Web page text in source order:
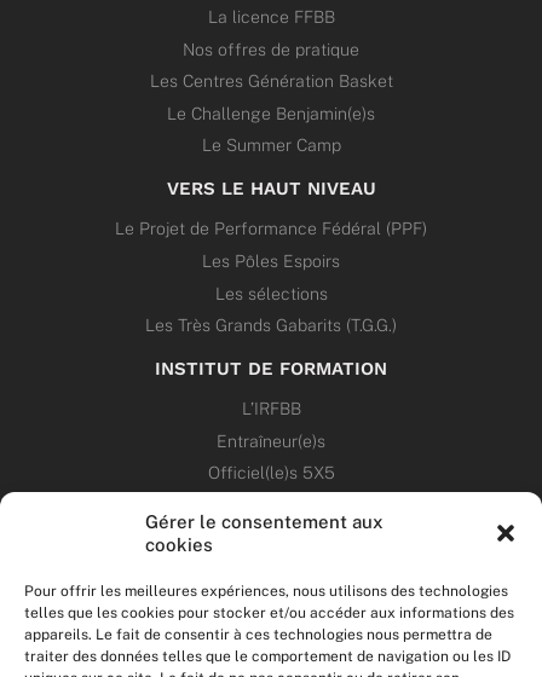
Gérer le consentement aux
cookies
Pour offrir les meilleures expériences, nous utilisons des technologies
telles que les cookies pour stocker et/ou accéder aux informations des
appareils. Le fait de consentir à ces technologies nous permettra de
traiter des données telles que le comportement de navigation ou les ID
La licence FFBB
Nos offres de pratique
Les Centres Génération Basket
Le Challenge Benjamin(e)s
Le Summer Camp
VERS LE HAUT NIVEAU
Le Projet de Performance Fédéral (PPF)
Les Pôles Espoirs
Les sélections
Les Très Grands Gabarits (T.G.G.)
INSTITUT DE FORMATION
L’IRFBB
Entraîneur(e)s
Officiel(le)s 5X5
ANNONCES